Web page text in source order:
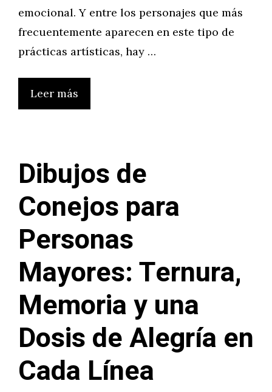
emocional. Y entre los personajes que más
frecuentemente aparecen en este tipo de
prácticas artísticas, hay …
Leer más
Dibujos de
Conejos para
Personas
Mayores: Ternura,
Memoria y una
Dosis de Alegría en
Cada Línea